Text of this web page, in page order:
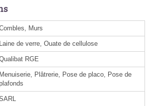
Murs
Laine de verre, Ouate de cellulose
RGE
Menuiserie, Plâtrerie, Pose de placo, Pose de